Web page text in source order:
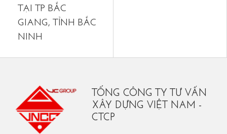
TẠI TP BẮC
GIANG, TỈNH BẮC
NINH
TỔNG CÔNG TY TƯ VẤN
XÂY DỰNG VIỆT NAM -
CTCP